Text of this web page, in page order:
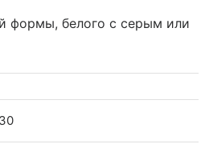
формы, белого с серым или